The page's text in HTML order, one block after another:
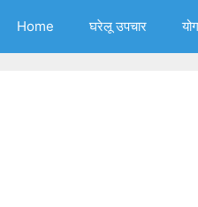
Home घरेलू उपचार